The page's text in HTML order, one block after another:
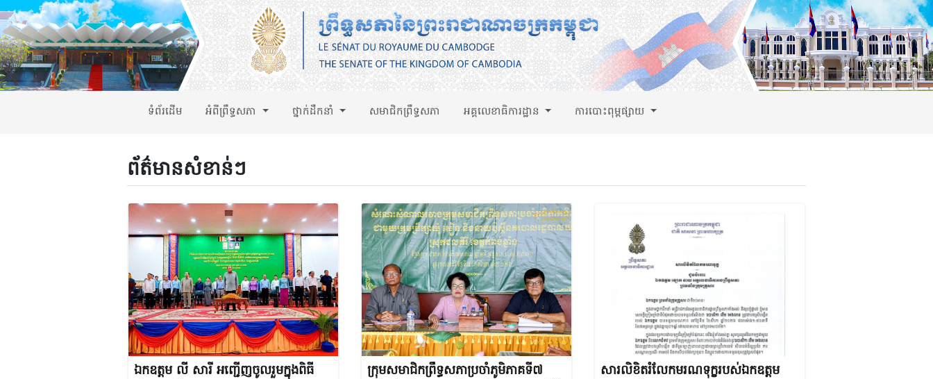
ទំព័រដើម អំពីព្រឹទ្ធសភា ថ្នាក់ដឹកនាំ សមាជិកព្រឹទ្ធសភា អគ្គលេខាធិការដ្ឋាន ការបោះពុម្ពផ្សាយ
ព័ត៌មានសំខាន់ៗ
ឯកឧត្តម លី សារី អញ្ជើញចូលរួមក្នុងពិធី
ក្រុមសមាជិកព្រឹទ្ធសភាប្រចាំភូមិភាគទី៧
សារលិខិតរំលែកមរណទុក្ខរបស់ឯកឧត្តម